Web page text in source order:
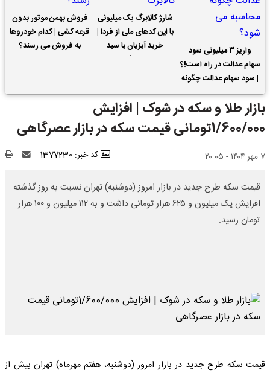
واریز ۳ میلیونی سود
سهام عدالت در راه است!؟
| سود سهام عدالت چگونه
محاسبه می شود؟
شارژ کالابرگ یک میلیونی
با این کدهای ملی از فردا |
خرید آبزیان با سبد
فروش بهمن موتور بدون
قرعه کشی | کدام خودروها
به فروش می رسند؟
بازار طلا و سکه در شوک | افزایش
1/600/000تومانی قیمت سکه در بازار عصرگاهی
۷ مهر ۱۴۰۴ - ۲۰:۰۵ کد خبر: 1377230
قیمت سکه طرح جدید در بازار امروز (دوشنبه) تهران نسبت به روز گذشته
افزایش یک میلیون و ۶۲۵ هزار تومانی داشت و به ۱۱۲ میلیون و ۱۰۰ هزار
تومان رسید.
قیمت سکه طرح جدید در بازار امروز (دوشنبه، هفتم مهرماه) تهران بیش از